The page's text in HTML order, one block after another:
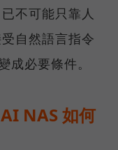
不可能只靠人
自然語言指令
成必要條件。
NAS 如何